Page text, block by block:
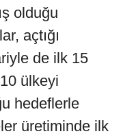
olduğu
açtığı
de ilk 15
ülkeyi
hedeflerle
üretiminde ilk